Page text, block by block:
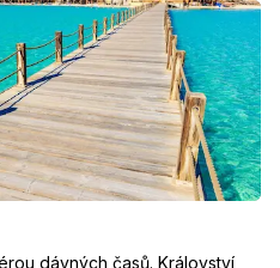
dávných časů. Království